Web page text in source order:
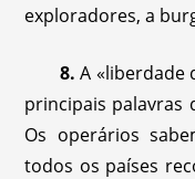
exploradores, a
8. A «liberdade
principais palavras
Os operários
todos os países